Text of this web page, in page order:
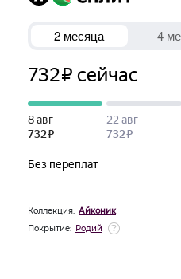
Коллекция: Айконик
Покрытие: Родий